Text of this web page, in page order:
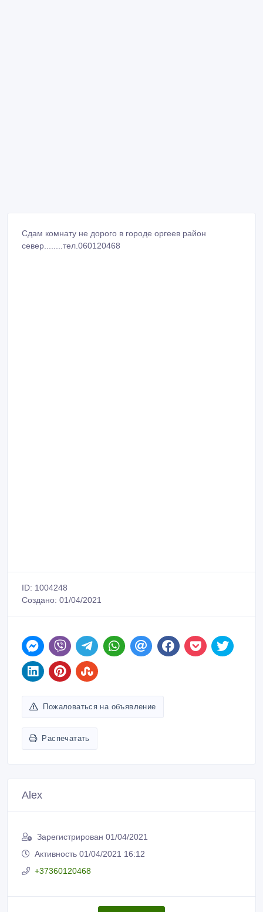
Сдам комнату не дорого в городе оргеев район
север........тел.060120468
ID: 1004248
Создано: 01/04/2021
Пожаловаться на объявление
Распечатать
Alex
Зарегистрирован 01/04/2021
Активность 01/04/2021 16:12
+37360120468